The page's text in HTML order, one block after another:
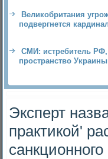
Великобритания
подвергнется
СМИ: истребитель
пространство Украины
Эксперт
практикой'